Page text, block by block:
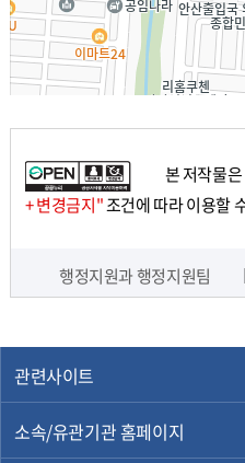
길
본 저작물
+ 변경금지"조건에 따라 이용할
행정지원과 행정지원팀
관련사이트
소속/유관기관 홈페이지